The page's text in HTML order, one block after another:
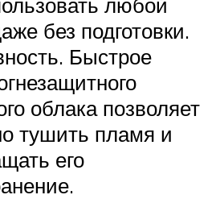
без подготовки.
Быстрое
облака позволяет
тушить пламя и
его